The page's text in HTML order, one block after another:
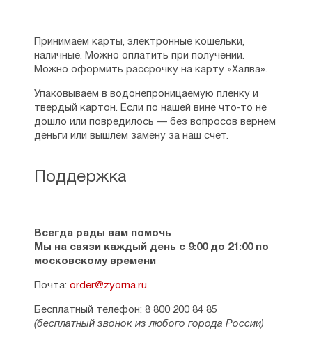
Поддержка
Всегда рады вам помочь
Мы на связи каждый день с 9:00 до 21:00 по
московскому времени
Почта: order@zyorna.ru
Бесплатный телефон: 8 800 200 84 85
(бесплатный звонок из любого города России)
Принимаем карты, электронные кошельки,
наличные. Можно оплатить при получении.
Можно оформить рассрочку на карту «Халва».
Упаковываем в водонепроницаемую пленку и
твердый картон. Если по нашей вине что-то не
дошло или повредилось — без вопросов вернем
деньги или вышлем замену за наш счет.